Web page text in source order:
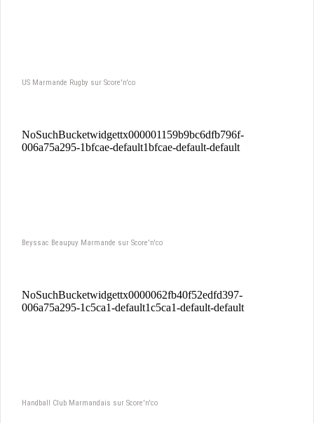
US Marmande Rugby sur Score'n'co
Beyssac Beaupuy Marmande sur Score'n'co
Handball Club Marmandais sur Score'n'co